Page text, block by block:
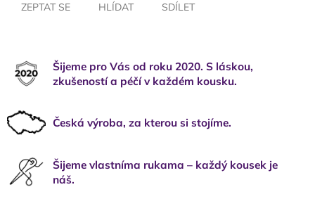
ZEPTAT SE HLÍDAT SDÍLET
Šijeme pro Vás od roku 2020. S láskou,
zkušeností a péčí v každém kousku.
Česká výroba, za kterou si stojíme.
Šijeme vlastníma rukama – každý kousek je
náš.